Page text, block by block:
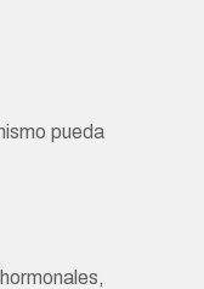
pueda